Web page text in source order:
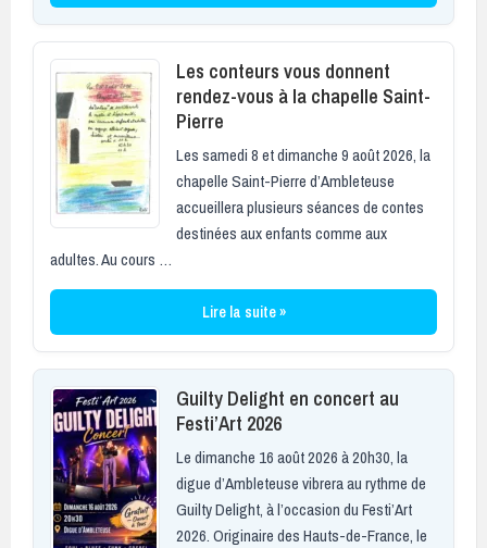
Les conteurs vous donnent
rendez-vous à la chapelle Saint-
Pierre
Les samedi 8 et dimanche 9 août 2026, la
chapelle Saint-Pierre d’Ambleteuse
accueillera plusieurs séances de contes
destinées aux enfants comme aux
adultes. Au cours …
Lire la suite »
Guilty Delight en concert au
Festi’Art 2026
Le dimanche 16 août 2026 à 20h30, la
digue d’Ambleteuse vibrera au rythme de
Guilty Delight, à l’occasion du Festi’Art
2026. Originaire des Hauts-de-France, le